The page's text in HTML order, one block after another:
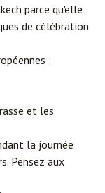
parce qu'elle
de célébration
:
et les
la journée
Pensez aux